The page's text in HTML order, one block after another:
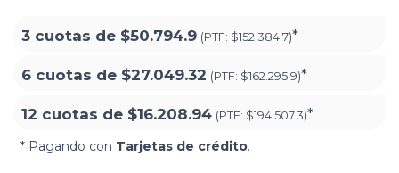
3 cuotas de $50.794.9 (PTF: $152.384.7)*
6 cuotas de $27.049.32 (PTF: $162.295.9)*
12 cuotas de $16.208.94 (PTF: $194.507.3)*
* Pagando con Tarjetas de crédito.